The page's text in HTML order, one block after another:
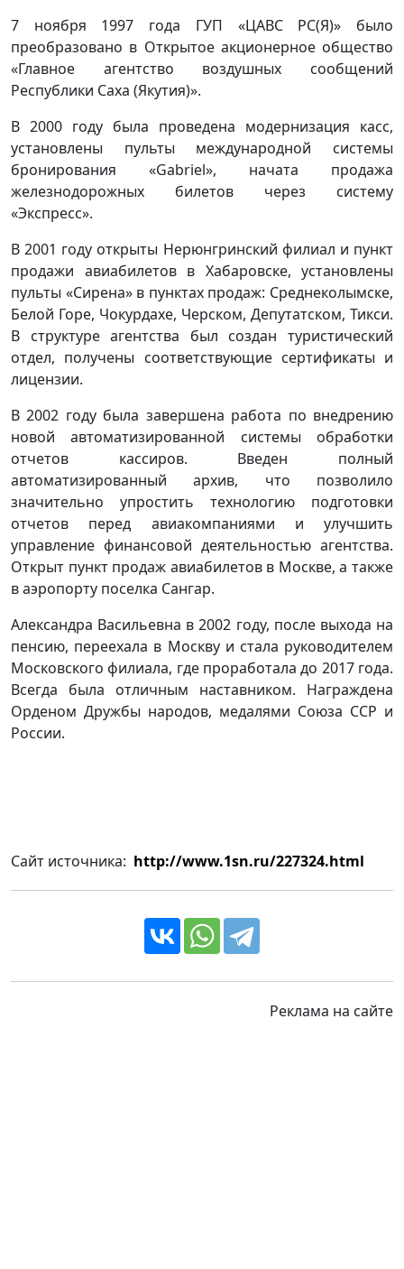
7 ноября 1997 года ГУП «ЦАВС РС(Я)» было
преобразовано в Открытое акционерное общество
«Главное агентство воздушных сообщений
Республики Саха (Якутия)».
В 2000 году была проведена модернизация касс,
установлены пульты международной системы
бронирования «Gabriel», начата продажа
железнодорожных билетов через систему
«Экспресс».
В 2001 году открыты Нерюнгринский филиал и пункт
продажи авиабилетов в Хабаровске, установлены
пульты «Сирена» в пунктах продаж: Среднеколымске,
Белой Горе, Чокурдахе, Черском, Депутатском, Тикси.
В структуре агентства был создан туристический
отдел, получены соответствующие сертификаты и
лицензии.
В 2002 году была завершена работа по внедрению
новой автоматизированной системы обработки
отчетов кассиров. Введен полный
автоматизированный архив, что позволило
значительно упростить технологию подготовки
отчетов перед авиакомпаниями и улучшить
управление финансовой деятельностью агентства.
Открыт пункт продаж авиабилетов в Москве, а также
в аэропорту поселка Сангар.
Александра Васильевна в 2002 году, после выхода на
пенсию, переехала в Москву и стала руководителем
Московского филиала, где проработала до 2017 года.
Всегда была отличным наставником. Награждена
Орденом Дружбы народов, медалями Союза ССР и
России.
Сайт источника: http://www.1sn.ru/227324.html
Реклама на сайте